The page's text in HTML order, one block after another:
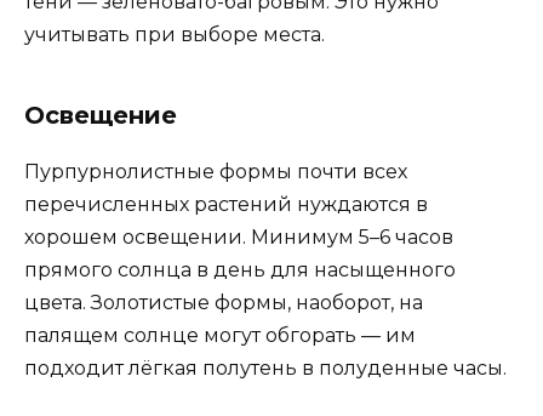
учитывать при выборе места.
Освещение
Пурпурнолистные формы почти всех
перечисленных растений нуждаются в
хорошем освещении. Минимум 5–6 часов
прямого солнца в день для насыщенного
цвета. Золотистые формы, наоборот, на
палящем солнце могут обгорать — им
подходит лёгкая полутень в полуденные часы.